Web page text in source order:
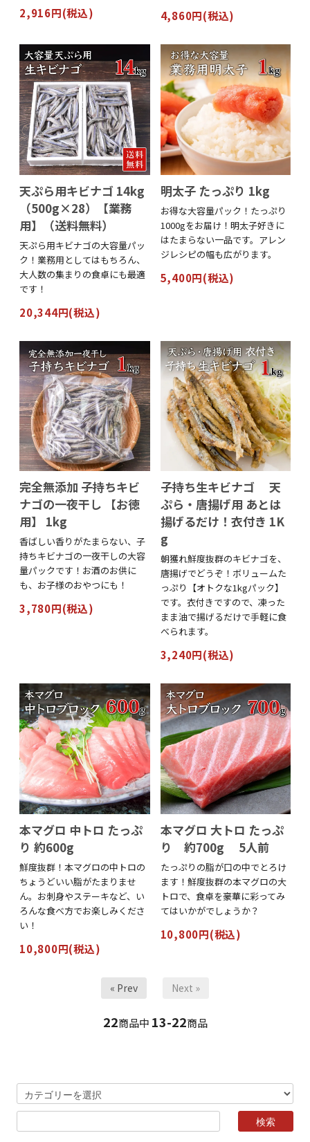
2,916円(税込) 4,860円(税込)
天ぷら用キビナゴ 14kg
（500g×28）【業務
用】（送料無料）
天ぷら用キビナゴの大容量パッ
ク！業務用としてはもちろん、
大人数の集まりの食卓にも最適
です！
20,344円(税込)
明太子 たっぷり 1kg
お得な大容量パック！たっぷり
1000gをお届け！明太子好きに
はたまらない一品です。アレン
ジレシピの幅も広がります。
5,400円(税込)
完全無添加 子持ちキビ
ナゴの一夜干し 【お徳
用】 1kg
香ばしい香りがたまらない、子
持ちキビナゴの一夜干しの大容
量パックです！お酒のお供に
も、お子様のおやつにも！
3,780円(税込)
子持ち生キビナゴ 天
ぷら・唐揚げ用 あとは
揚げるだけ！衣付き 1K
g
朝獲れ鮮度抜群のキビナゴを、
唐揚げでどうぞ！ボリュームた
っぷり【オトクな1kgパック】
です。衣付きですので、凍った
まま油で揚げるだけで手軽に食
べられます。
3,240円(税込)
本マグロ 中トロ たっぷ
り 約600g
鮮度抜群！本マグロの中トロの
ちょうどいい脂がたまりませ
ん。お刺身やステーキなど、い
ろんな食べ方でお楽しみくださ
い！
10,800円(税込)
本マグロ 大トロ たっぷ
り 約700g 5人前
たっぷりの脂が口の中でとろけ
ます！鮮度抜群の本マグロの大
トロで、食卓を豪華に彩ってみ
てはいかがでしょうか？
10,800円(税込)
« Prev Next »
22商品中 13-22商品